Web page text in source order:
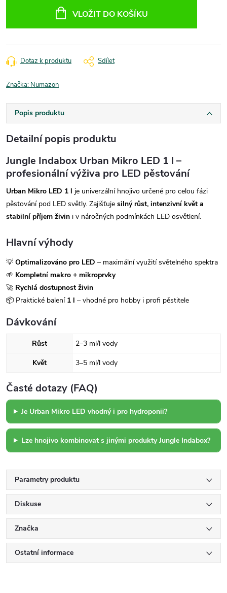
VLOŽIT DO KOŠÍKU
Dotaz k produktu Sdílet
Značka: Numazon
Popis produktu
Detailní popis produktu
Jungle Indabox Urban Mikro LED 1 l –
profesionální výživa pro LED pěstování
Urban Mikro LED 1 l je univerzální hnojivo určené pro celou fázi
pěstování pod LED světly. Zajišťuje silný růst, intenzivní květ a
stabilní příjem živin i v náročných podmínkách LED osvětlení.
Hlavní výhody
💡 Optimalizováno pro LED – maximální využití světelného spektra
🌱 Kompletní makro + mikroprvky
🚀 Rychlá dostupnost živin
📦 Praktické balení 1 l – vhodné pro hobby i profi pěstitele
Dávkování
Růst
2–3 ml/l vody
Květ
3–5 ml/l vody
Časté dotazy (FAQ)
Je Urban Mikro LED vhodný i pro hydroponii?
Lze hnojivo kombinovat s jinými produkty Jungle Indabox?
Parametry produktu
Diskuse
Značka
Ostatní informace